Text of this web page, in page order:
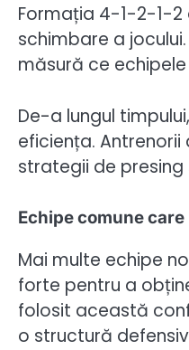
Formația 4-1-2-1-
schimbare a
măsură ce
De-a lungul
eficiența.
strategii de presing
Echipe comune
Mai multe echipe
forte pentru a
folosit această
o structură